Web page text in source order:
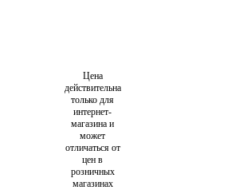
Цена
действительна
только для
интернет-
магазина и
может
отличаться от
цен в
розничных
магазинах